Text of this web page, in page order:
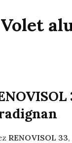
Volet
RENOVISOL 33